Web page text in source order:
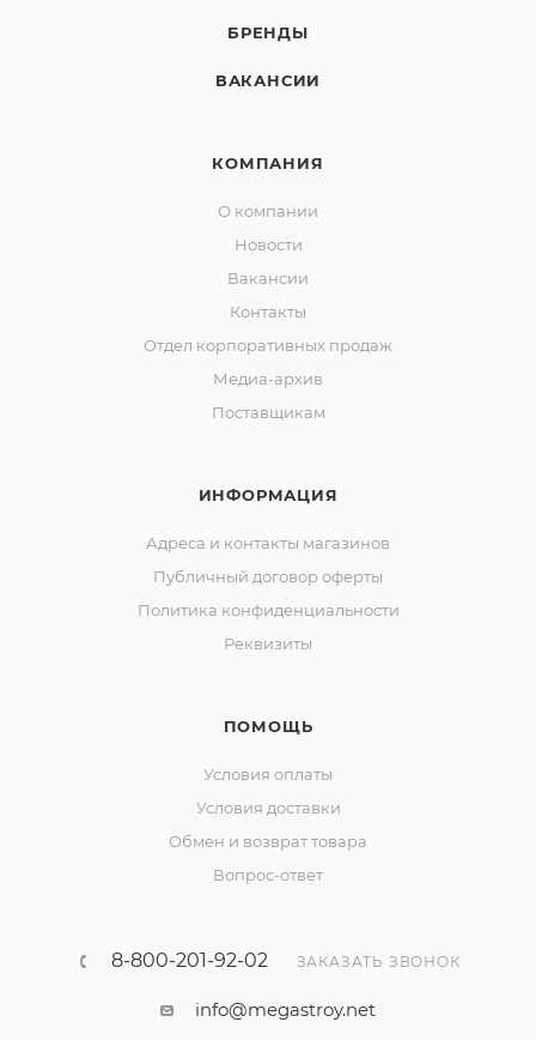
БРЕНДЫ
ВАКАНСИИ
КОМПАНИЯ
О компании
Новости
Вакансии
Контакты
Отдел корпоративных продаж
Медиа-архив
Поставщикам
ИНФОРМАЦИЯ
Адреса и контакты магазинов
Публичный договор оферты
Политика конфиденциальности
Реквизиты
ПОМОЩЬ
Условия оплаты
Условия доставки
Обмен и возврат товара
Вопрос-ответ
8-800-201-92-02 ЗАКАЗАТЬ ЗВОНОК
info@megastroy.net